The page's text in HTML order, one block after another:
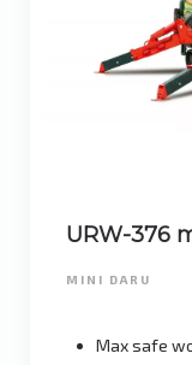
URW-376
MINI DARU
Max safe